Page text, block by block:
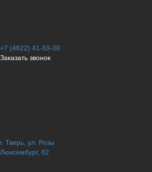
+7 (4822) 41-59-00
Заказать звонок
г. Тверь, ул. Розы
Люксембург, 82